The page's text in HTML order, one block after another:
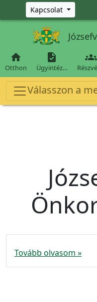
Ugrás a fő tartalomra
Kapcsolat

Otthon

Ügyintéz…

Válasszon a
Tovább olvasom »